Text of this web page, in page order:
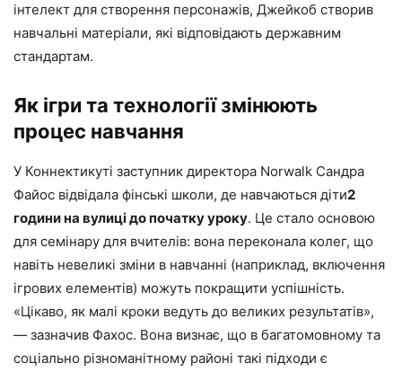
інтелект для створення персонажів, Джейкоб створив
навчальні матеріали, які відповідають державним
стандартам.
Як ігри та технології змінюють
процес навчання
У Коннектикуті заступник директора Norwalk Сандра
Файос відвідала фінські школи, де навчаються діти2
години на вулиці до початку уроку. Це стало основою
для семінару для вчителів: вона переконала колег, що
навіть невеликі зміни в навчанні (наприклад, включення
ігрових елементів) можуть покращити успішність.
«Цікаво, як малі кроки ведуть до великих результатів»,
— зазначив Фахос. Вона визнає, що в багатомовному та
соціально різноманітному районі такі підходи є